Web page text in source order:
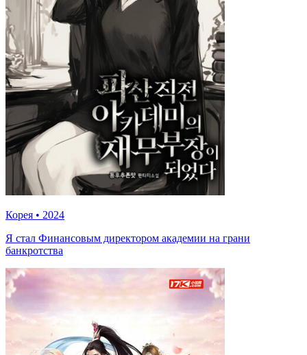
Корея • 2024
Я стал Финансовым директором академии на грани
банкротства